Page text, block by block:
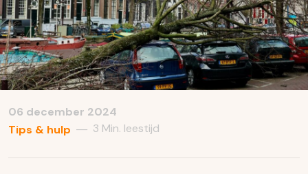
06 december 2024
Tips & hulp — 3 Min. leestijd